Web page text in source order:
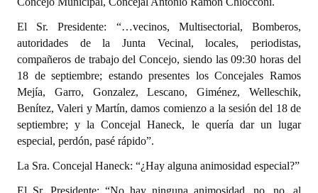
DOCUMENTOS
Informes de Gestión
Proyectos Presentados
Dictámenes Asesoría Letrada
Actas de Sesión
El Sr. Presidente: “…vecinos, Multisectorial, Bomberos,
autoridades de la Junta Vecinal, locales, periodistas,
compañeros de trabajo del Concejo, siendo las 09:30 horas del
18 de septiembre; estando presentes los Concejales Ramos
Mejía, Garro, Gonzalez, Lescano, Giménez, Welleschik,
Benítez, Valeri y Martín, damos comienzo a la sesión del 18 de
septiembre; y la Concejal Haneck, le quería dar un lugar
especial, perdón, pasé rápido”.
La Sra. Concejal Haneck: “¿Hay alguna animosidad especial?”
El Sr. Presidente: “No hay ninguna animosidad, no, no, al